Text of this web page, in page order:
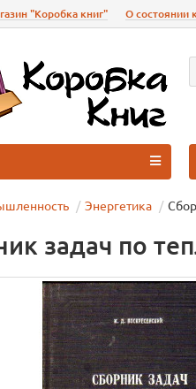
"Коробка книг" О состоянии
Энергетика
задач по